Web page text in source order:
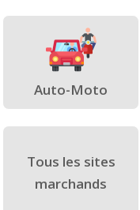
Auto-Moto
Tous les sites
marchands